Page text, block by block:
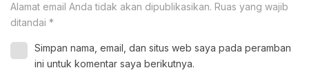
Alamat email Anda tidak akan dipublikasikan. Ruas yang wajib
ditandai *
Simpan nama, email, dan situs web saya pada peramban
ini untuk komentar saya berikutnya.